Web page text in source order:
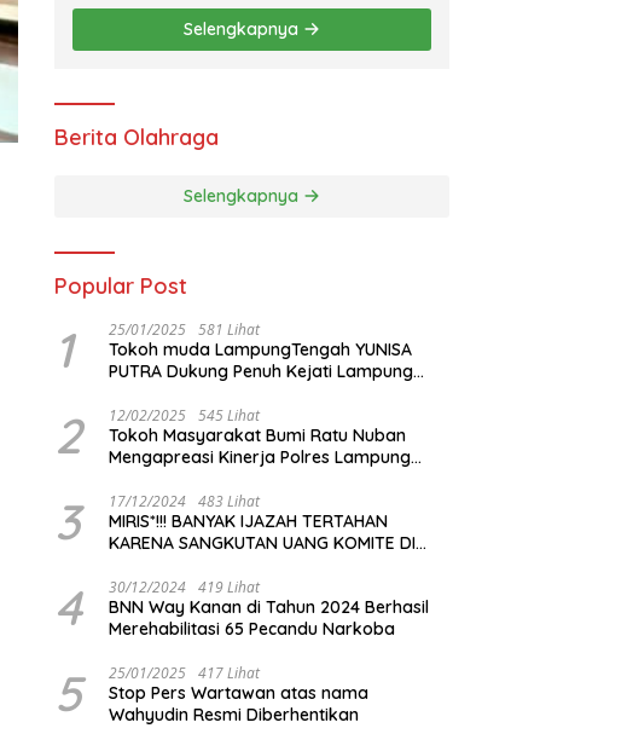
Kepemilikan Minim
Pengawasan dan Tak
Transparan
Selengkapnya
Berita Olahraga
Selengkapnya
Popular Post
1 25/01/2025 581 Lihat
Tokoh muda LampungTengah YUNISA
PUTRA Dukung Penuh Kejati Lampung
Taman Tugu gajah Lampung Timur Tahun
2024
2 12/02/2025 545 Lihat
Tokoh Masyarakat Bumi Ratu Nuban
Mengapreasi Kinerja Polres Lampung
3 17/12/2024 483 Lihat
MIRIS*!!! BANYAK IJAZAH TERTAHAN
KARENA SANGKUTAN UANG KOMITE DI
4 30/12/2024 419 Lihat
BNN Way Kanan di Tahun 2024 Berhasil
Merehabilitasi 65 Pecandu Narkoba
5 25/01/2025 417 Lihat
Stop Pers Wartawan atas nama
Wahyudin Resmi Diberhentikan